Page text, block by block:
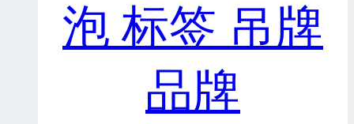
泡 标签 吊牌
品牌